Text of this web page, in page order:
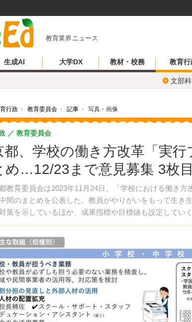
教育業界ニュース
生成AI 大学DX 教材・校務 教育行
文部
行政 › 教育委員会 › 記事 › 写真・画像
都、学校の働き方改革「実
め…12/23まで意見募集 3枚
教育委員会は2023年11月24日、「学校における働き方
間のまとめを公表した。教員がやりがいをもって生き
策を示しているほか、成果指標や目標値も設定してい
募集したうえで、2023年度中をめどに策定する。
教育委員会